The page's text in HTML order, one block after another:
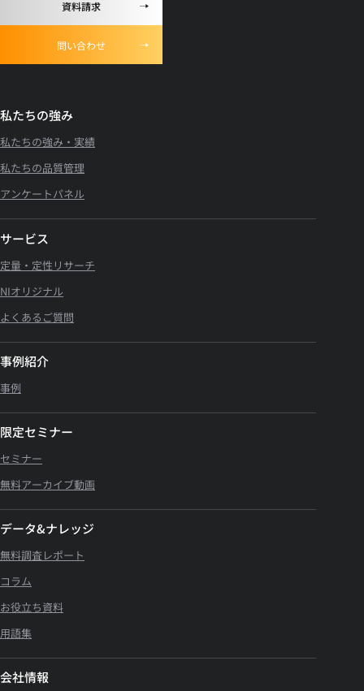
資料請求
問い合わせ
私たちの強み
私たちの強み・実績
私たちの品質管理
アンケートパネル
サービス
定量・定性リサーチ
NIオリジナル
よくあるご質問
事例紹介
事例
限定セミナー
セミナー
無料アーカイブ動画
データ&ナレッジ
無料調査レポート
コラム
お役立ち資料
用語集
会社情報